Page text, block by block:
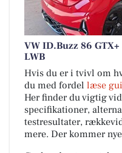
VW ID.Buzz 86
LWB
Hvis du er i tvivl om
du med fordel læse
Her finder du vigtig
specifikationer,
testresultater,
mere. Der kommer